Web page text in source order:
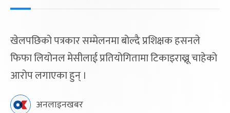
खेलपछिको पत्रकार सम्मेलनमा बोल्दै प्रशिक्षक हसनले
फिफा लियोनल मेसीलाई प्रतियोगितामा टिकाइराख्नू चाहेको
आरोप लगाएका हुन् ।
अनलाइनखबर